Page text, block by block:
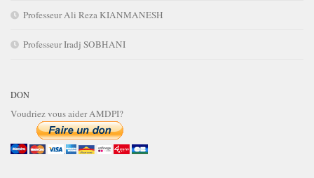
Professeur Ali Reza KIANMANESH
Professeur Iradj SOBHANI
DON
Voudriez vous aider AMDPI?